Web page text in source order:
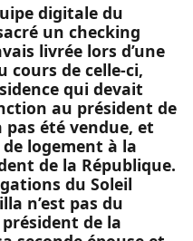
digitale du
un checking
livrée lors d’une
cours de celle-ci,
qui devait
au président de
pas été vendue, et
logement à la
de la République.
du Soleil
n’est pas du
de la